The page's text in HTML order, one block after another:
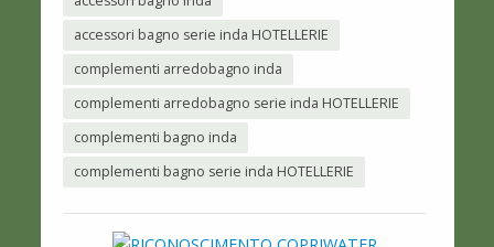
accessori bagno serie inda HOTELLERIE
complementi arredobagno inda
complementi arredobagno serie inda HOTELLERIE
complementi bagno inda
complementi bagno serie inda HOTELLERIE